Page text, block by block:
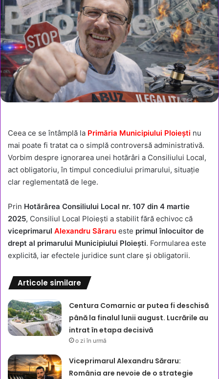
Ceea ce se întâmplă la Primăria Municipiului Ploiești nu
mai poate fi tratat ca o simplă controversă administrativă.
Vorbim despre ignorarea unei hotărâri a Consiliului Local,
act obligatoriu, în timpul concediului primarului, situație
clar reglementată de lege.
Prin Hotărârea Consiliului Local nr. 107 din 4 martie
2025, Consiliul Local Ploiești a stabilit fără echivoc că
viceprimarul Alexandru Săraru este primul înlocuitor de
drept al primarului Municipiului Ploiești. Formularea este
explicită, iar efectele juridice sunt clare și obligatorii.
Articole similare
Centura Comarnic ar putea fi deschisă
până la finalul lunii august. Lucrările au
intrat în etapa decisivă
o zi în urmă
Viceprimarul Alexandru Săraru:
România are nevoie de o strategie